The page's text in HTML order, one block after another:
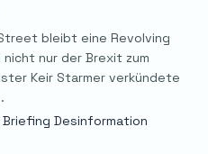
bleibt eine Revolving
nur der Brexit zum
Keir Starmer verkündete
Briefing Desinformation